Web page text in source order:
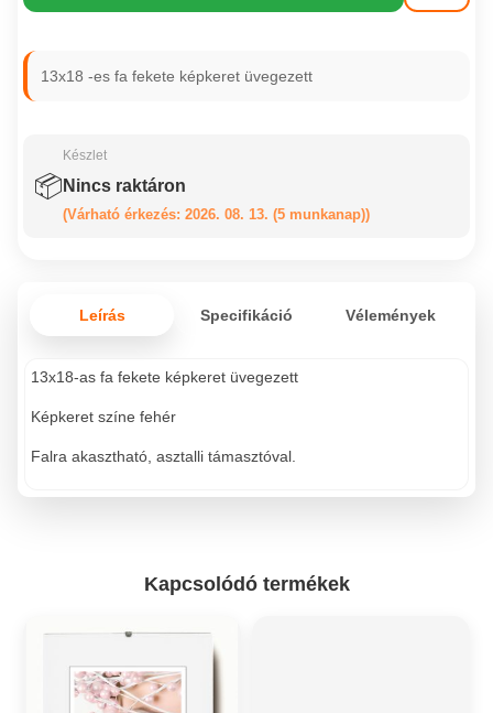
13x18 -es fa fekete képkeret üvegezett
📦
Készlet
Nincs raktáron
(Várható érkezés: 2026. 08. 13. (5 munkanap))
Leírás Specifikáció Vélemények
13x18-as fa fekete képkeret üvegezett
Képkeret színe fehér
Falra akasztható, asztalli támasztóval.
Kapcsolódó termékek